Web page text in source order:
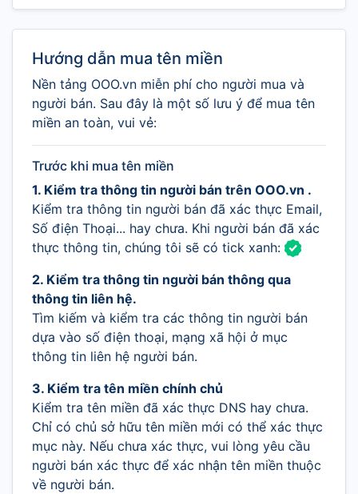
Hướng dẫn mua tên miền
Nền tảng OOO.vn miễn phí cho người mua và
người bán. Sau đây là một số lưu ý để mua tên
miền an toàn, vui vẻ:
Trước khi mua tên miền
1. Kiểm tra thông tin người bán trên OOO.vn .
Kiểm tra thông tin người bán đã xác thực Email,
Số điện Thoại... hay chưa. Khi người bán đã xác
thực thông tin, chúng tôi sẽ có tick xanh:
2. Kiểm tra thông tin người bán thông qua
thông tin liên hệ.
Tìm kiếm và kiểm tra các thông tin người bán
dựa vào số điện thoại, mạng xã hội ở mục
thông tin liên hệ người bán.
3. Kiểm tra tên miền chính chủ
Kiểm tra tên miền đã xác thực DNS hay chưa.
Chỉ có chủ sở hữu tên miền mới có thể xác thực
mục này. Nếu chưa xác thực, vui lòng yêu cầu
người bán xác thực để xác nhận tên miền thuộc
về người bán.